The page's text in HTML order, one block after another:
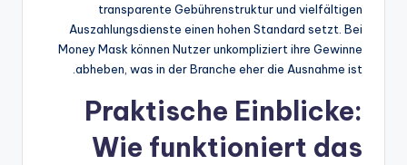
transparente Gebührenstruktur und vielfältigen
Auszahlungsdienste einen hohen Standard setzt. Bei
Money Mask können Nutzer unkompliziert ihre Gewinne
abheben, was in der Branche eher die Ausnahme ist.
Praktische Einblicke:
Wie funktioniert das